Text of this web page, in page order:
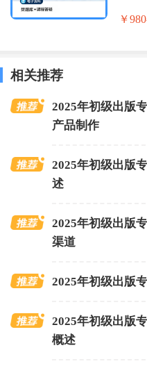
￥
相关推荐
2025年初级出版
产品制作
2025年初级出版
述
2025年初级出版
渠道
2025年初级出版
2025年初级出版
概述